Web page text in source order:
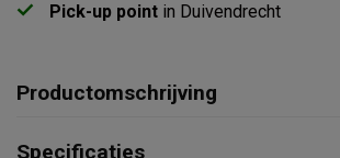
Pick-up point in Duivendrecht
Productomschrijving
Specificaties